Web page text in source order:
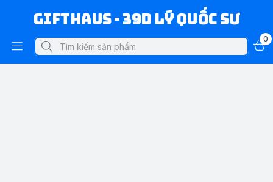
Gifthaus - 39D Lý Quốc Sư
0